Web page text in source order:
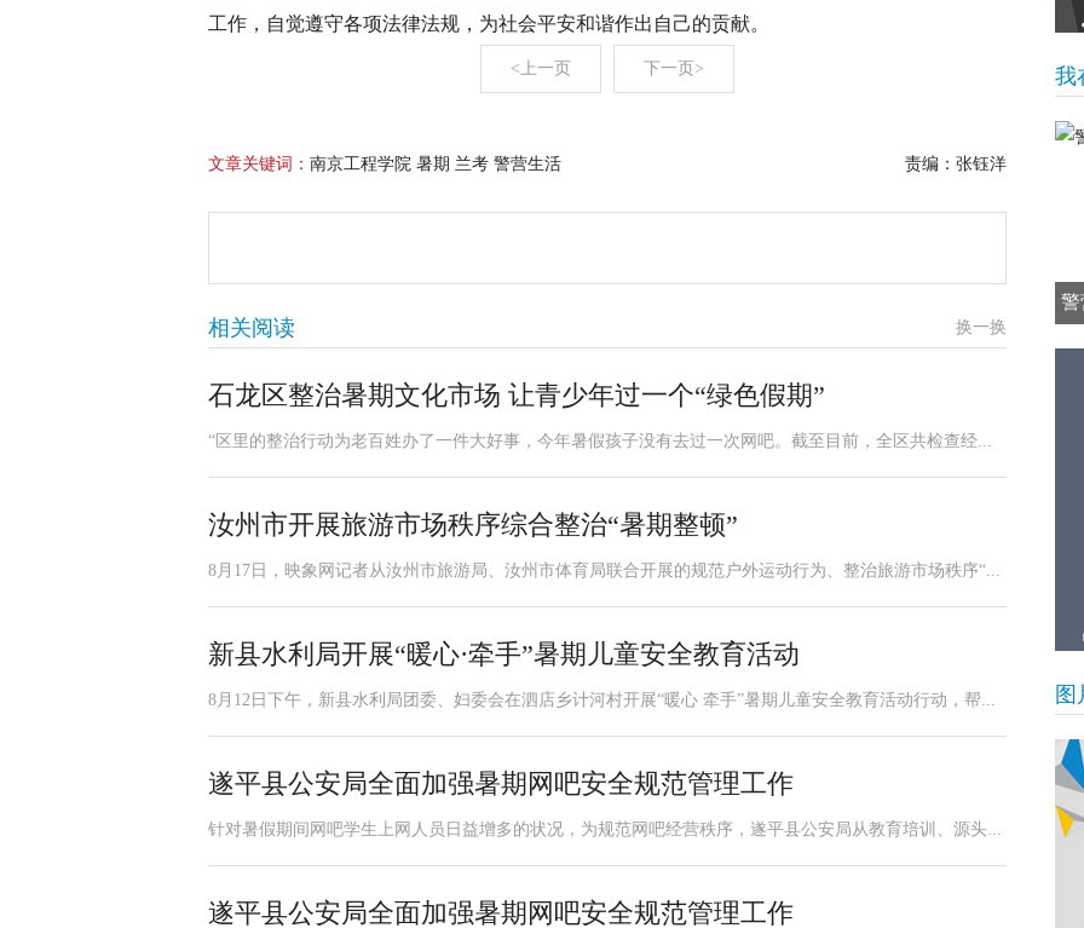
工作，自觉遵守各项法律法规，为社会平安和谐作出自己的贡献。
<上一页 下一页>
文章关键词： 南京工程学院 暑期 兰考 警营生活 责编：张钰洋
相关阅读 换一换
石龙区整治暑期文化市场 让青少年过一个“绿色假期”
“区里的整治行动为老百姓办了一件大好事，今年暑假孩子没有去过一次网吧。截至目前，全区共检查经...
汝州市开展旅游市场秩序综合整治“暑期整顿”
8月17日，映象网记者从汝州市旅游局、汝州市体育局联合开展的规范户外运动行为、整治旅游市场秩序“...
新县水利局开展“暖心·牵手”暑期儿童安全教育活动
8月12日下午，新县水利局团委、妇委会在泗店乡计河村开展“暖心 牵手”暑期儿童安全教育活动行动，帮...
遂平县公安局全面加强暑期网吧安全规范管理工作
针对暑假期间网吧学生上网人员日益增多的状况，为规范网吧经营秩序，遂平县公安局从教育培训、源头...
遂平县公安局全面加强暑期网吧安全规范管理工作
我
警
图